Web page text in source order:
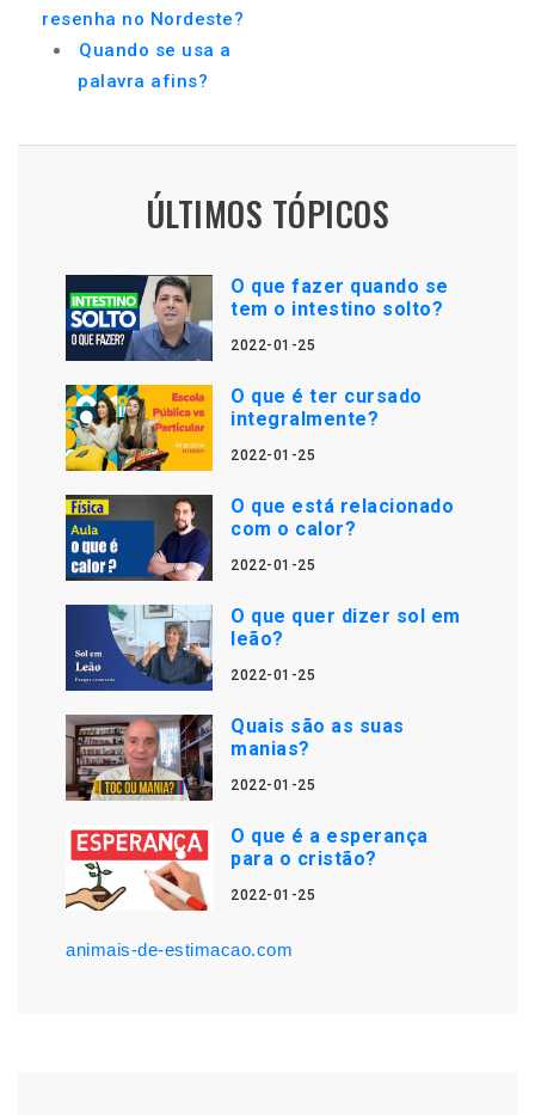
resenha no Nordeste?
Quando se usa a
palavra afins?
ÚLTIMOS TÓPICOS
O que fazer quando se
tem o intestino solto?
2022-01-25
O que é ter cursado
integralmente?
2022-01-25
O que está relacionado
com o calor?
2022-01-25
O que quer dizer sol em
leão?
2022-01-25
Quais são as suas
manias?
2022-01-25
O que é a esperança
para o cristão?
2022-01-25
animais-de-estimacao.com